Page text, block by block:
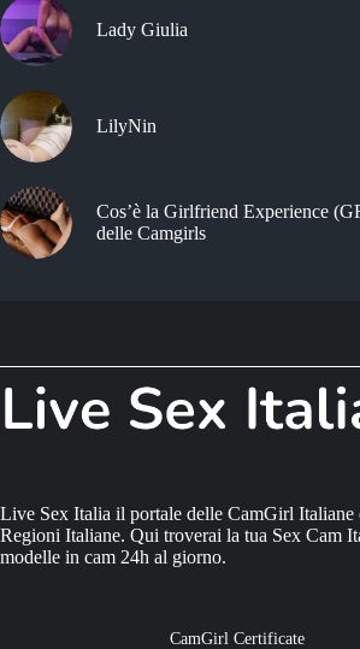
Lady Giulia
LilyNin
Cos’è la Girlfriend Experience
delle Camgirls
Live Sex Italia il portale delle CamGirl Italiane
Regioni Italiane. Qui troverai la tua Sex Cam
modelle in cam 24h al giorno.
CamGirl Certificate